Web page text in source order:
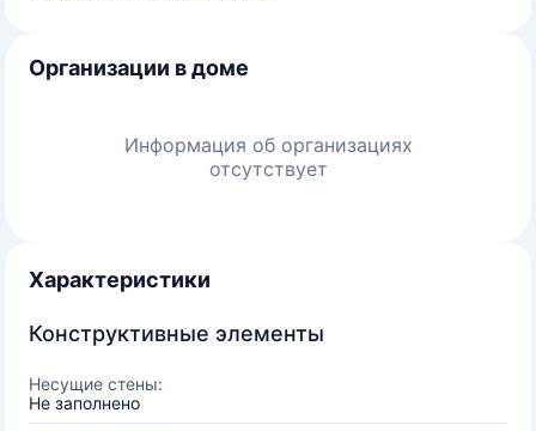
Организации в доме
Информация об организациях
отсутствует
Характеристики
Конструктивные элементы
Несущие стены:
Не заполнено